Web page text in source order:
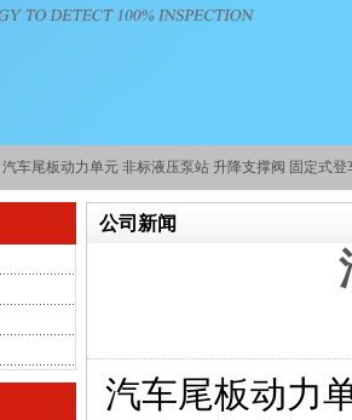
汽车尾板动力单元 非标液压泵站 升降支撑阀 固定式
公司新闻
汽车尾板动力